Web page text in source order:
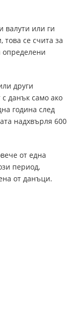
валути или ги
това се счита за
определени
други
с данък само ако
година след
надхвърля 600
от една
период,
от данъци.